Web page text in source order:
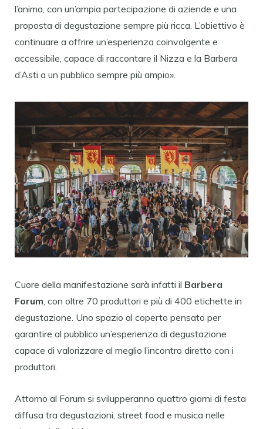
l’anima, con un’ampia partecipazione di aziende e una
proposta di degustazione sempre più ricca. L’obiettivo è
continuare a offrire un’esperienza coinvolgente e
accessibile, capace di raccontare il Nizza e la Barbera
d’Asti a un pubblico sempre più ampio».
Cuore della manifestazione sarà infatti il Barbera
Forum, con oltre 70 produttori e più di 400 etichette in
degustazione. Uno spazio al coperto pensato per
garantire al pubblico un’esperienza di degustazione
capace di valorizzare al meglio l’incontro diretto con i
produttori.
Attorno al Forum si svilupperanno quattro giorni di festa
diffusa tra degustazioni, street food e musica nelle